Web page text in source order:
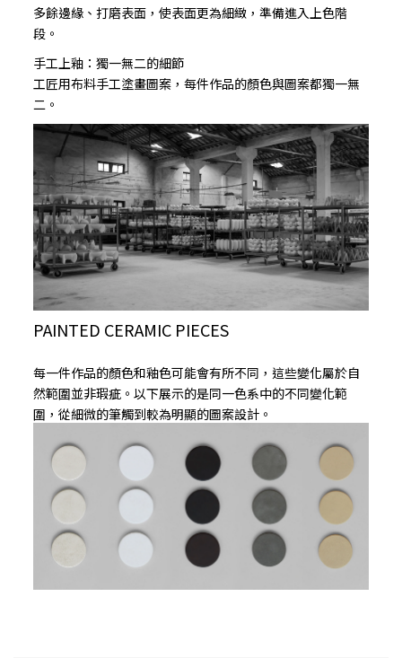
多餘邊緣、打磨表面，使表面更為細緻，準備進入上色階
段。
手工上釉：獨一無二的細節
工匠用布料手工塗畫圖案，每件作品的顏色與圖案都獨一無
二。
PAINTED CERAMIC PIECES
每一件作品的顏色和釉色可能會有所不同，這些變化屬於自
然範圍並非瑕疵。以下展示的是同一色系中的不同變化範
圍，從細微的筆觸到較為明顯的圖案設計。